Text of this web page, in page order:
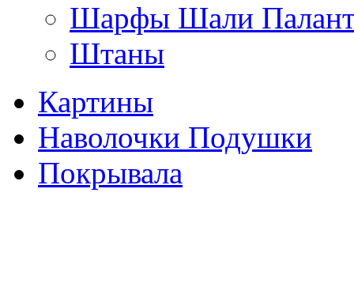
Шарфы Шали
Штаны
Картины
Наволочки Подушки
Покрывала